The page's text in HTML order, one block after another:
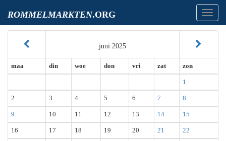
ROMMELMARKTEN.ORG
juni 2025
maa din woe don vri zat zon
1
2 3 4 5 6 7 8
9 10 11 12 13 14 15
16 17 18 19 20 21 22